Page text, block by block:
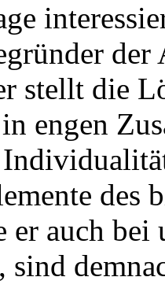
stellt die
engen
des
er auch
sind